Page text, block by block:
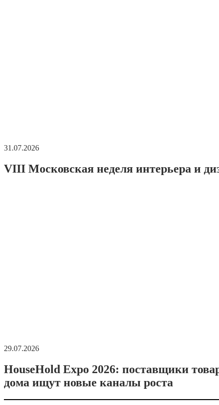
31.07.2026
VIII Московская неделя интерьера и
29.07.2026
HouseHold Expo 2026: поставщики
дома ищут новые каналы роста